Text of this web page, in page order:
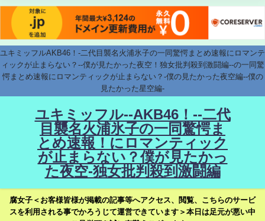
ユキミッフルAKB46！-二代目襲名火浦氷子の一同驚愕まとめ速報にロマンテ
ィックが止まらない？--僕が見たかった夜空！独女批判殺到激闘編--の一同驚
愕まとめ速報にロマンティックが止まらない？-僕の見たかった夜空編--僕の
見たかった星空編-
ユキミッフル--AKB46！--二代
目襲名火浦氷子の一同驚愕ま
とめ速報！にロマンティック
が止まらない？僕が見たかっ
た夜空-独女批判殺到激闘編
腐女子＜お客様皆様が掲載の記事等へアクセス、閲覧、こちらのサービ
スを利用される事でかろうじて運営できています＞本日は足元が悪い中